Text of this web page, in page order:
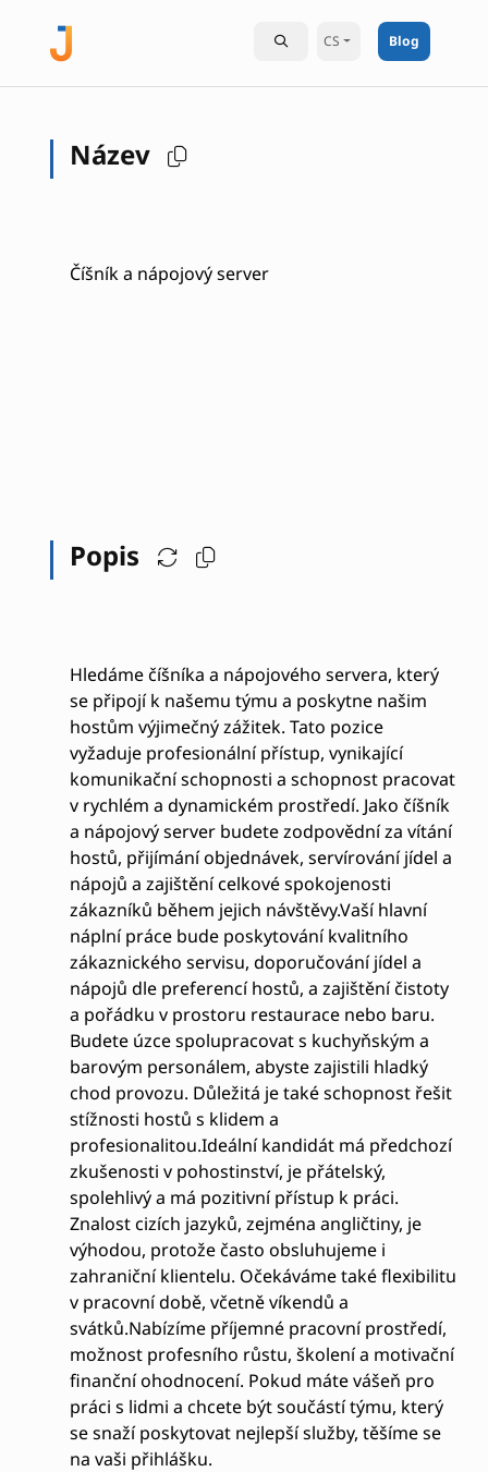
CS Blog
Název
Číšník a nápojový server
Popis
Hledáme číšníka a nápojového servera, který
se připojí k našemu týmu a poskytne našim
hostům výjimečný zážitek. Tato pozice
vyžaduje profesionální přístup, vynikající
komunikační schopnosti a schopnost pracovat
v rychlém a dynamickém prostředí. Jako číšník
a nápojový server budete zodpovědní za vítání
hostů, přijímání objednávek, servírování jídel a
nápojů a zajištění celkové spokojenosti
zákazníků během jejich návštěvy.Vaší hlavní
náplní práce bude poskytování kvalitního
zákaznického servisu, doporučování jídel a
nápojů dle preferencí hostů, a zajištění čistoty
a pořádku v prostoru restaurace nebo baru.
Budete úzce spolupracovat s kuchyňským a
barovým personálem, abyste zajistili hladký
chod provozu. Důležitá je také schopnost řešit
stížnosti hostů s klidem a
profesionalitou.Ideální kandidát má předchozí
zkušenosti v pohostinství, je přátelský,
spolehlivý a má pozitivní přístup k práci.
Znalost cizích jazyků, zejména angličtiny, je
výhodou, protože často obsluhujeme i
zahraniční klientelu. Očekáváme také flexibilitu
v pracovní době, včetně víkendů a
svátků.Nabízíme příjemné pracovní prostředí,
možnost profesního růstu, školení a motivační
finanční ohodnocení. Pokud máte vášeň pro
práci s lidmi a chcete být součástí týmu, který
se snaží poskytovat nejlepší služby, těšíme se
na vaši přihlášku.